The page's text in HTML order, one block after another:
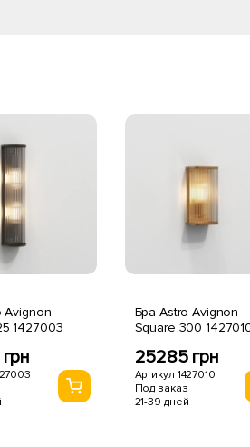
Avignon
1427003
Бра Astro Avignon
Square 300
25285 грн
Артикул 1427010
Под заказ
21-39 дней